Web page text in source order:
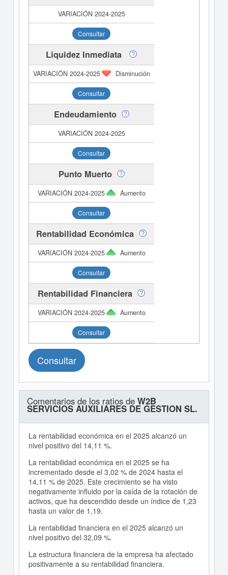
Consultar
Liquidez Inmediata
Disminución
Consultar
Endeudamiento
Consultar
Punto Muerto
Aumento
Consultar
Rentabilidad Económica
Aumento
Consultar
Rentabilidad Financiera
Aumento
Consultar
Consultar
Comentarios de los ratios de W2B
SERVICIOS AUXILIARES DE GESTION SL.
La rentabilidad económica en el 2025 alcanzó un
nivel positivo del 14,11 %.
La rentabilidad económica en el 2025 se ha
incrementado desde el 3,02 % de 2024 hasta el
14,11 % de 2025. Este crecimiento se ha visto
negativamente influido por la caída de la rotación de
activos, que ha descendido desde un índice de 1,23
hasta un valor de 1,19.
La rentabilidad financiera en el 2025 alcanzó un
nivel positivo del 32,09 %.
La estructura financiera de la empresa ha afectado
positivamente a su rentabilidad financiera.